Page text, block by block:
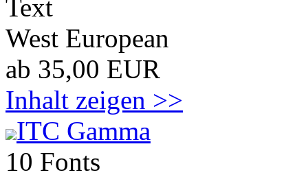
Text
West European
ab 35,00 EUR
Inhalt zeigen >>
ITC Gamma
10 Fonts